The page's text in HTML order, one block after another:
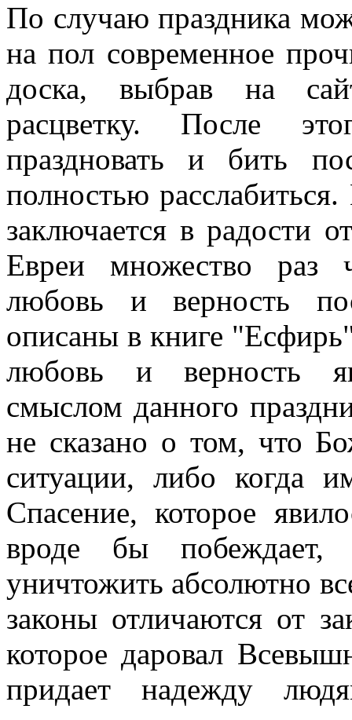
По случаю праздника
на пол современное
доска, выбрав на
расцветку. После
праздновать и бить
полностью
заключается в радости
Евреи множество раз
любовь и верность
описаны в книге
любовь и верность
смыслом данного
не сказано о том, что
ситуации, либо когда
Спасение, которое
вроде бы побеждает,
уничтожить абсолютно
законы отличаются от
которое даровал
придает надежду